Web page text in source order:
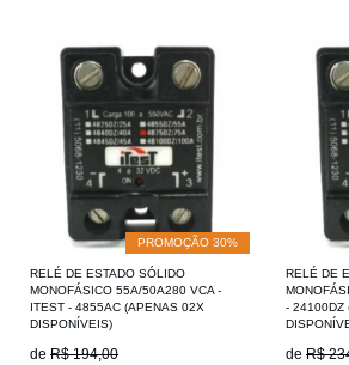
PROMOÇÃO 30%
RELÉ DE ESTADO SÓLIDO
MONOFÁSICO 55A/50A280 VCA -
ITEST - 4855AC (APENAS 02X
DISPONÍVEIS)
de R$ 194,00
RELÉ DE
- 24100DZ
de R$